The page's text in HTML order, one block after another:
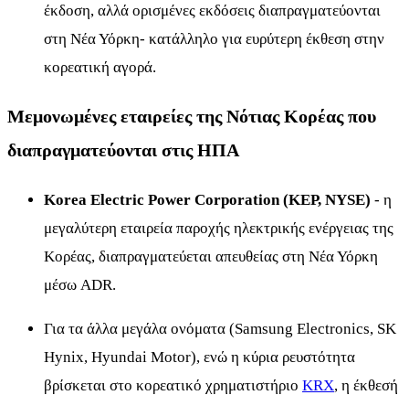
έκδοση, αλλά ορισμένες εκδόσεις διαπραγματεύονται
στη Νέα Υόρκη- κατάλληλο για ευρύτερη έκθεση στην
κορεατική αγορά.
Μεμονωμένες εταιρείες της Νότιας Κορέας που
διαπραγματεύονται στις ΗΠΑ
Korea Electric Power Corporation (KEP, NYSE) - η
μεγαλύτερη εταιρεία παροχής ηλεκτρικής ενέργειας της
Κορέας, διαπραγματεύεται απευθείας στη Νέα Υόρκη
μέσω ADR.
Για τα άλλα μεγάλα ονόματα (Samsung Electronics, SK
Hynix, Hyundai Motor), ενώ η κύρια ρευστότητα
βρίσκεται στο κορεατικό χρηματιστήριο KRX, η έκθεσή